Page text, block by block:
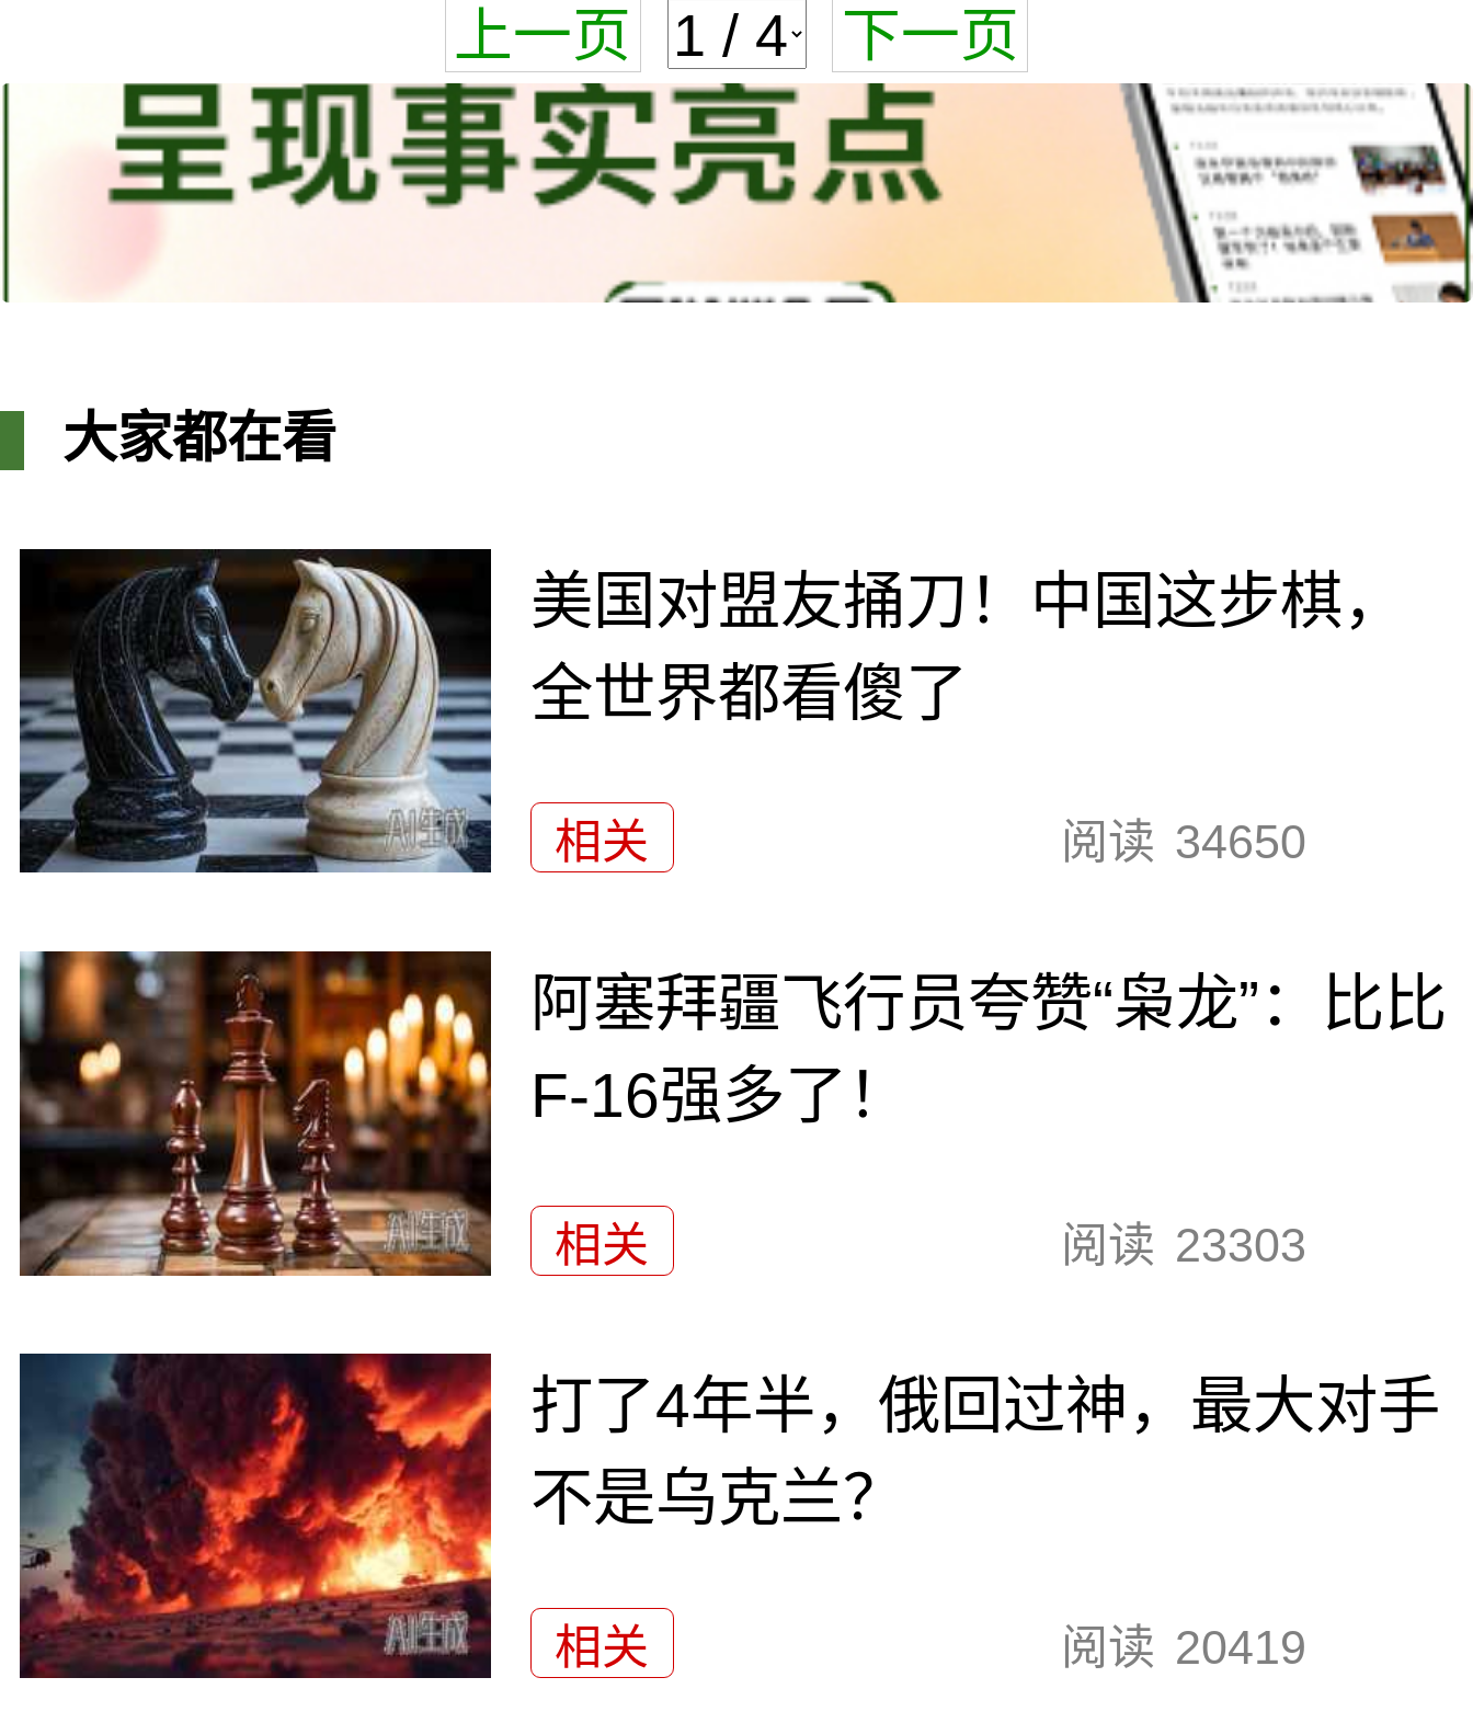
上一页 下一页
大家都在看
美国对盟友捅刀！中国这步棋，
全世界都看傻了
相关 阅读 34650
阿塞拜疆飞行员夸赞“枭龙”：比比
F-16强多了！
相关 阅读 23303
打了4年半，俄回过神，最大对手
不是乌克兰？
相关 阅读 20419